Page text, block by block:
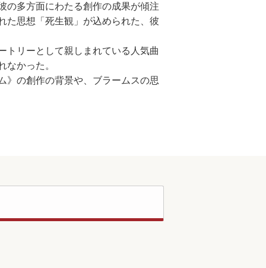
の多方面にわたる創作の成果が傾注
た思想「死生観」が込められた、彼
トリーとして親しまれている人気曲
かった。
》の創作の背景や、ブラームスの思